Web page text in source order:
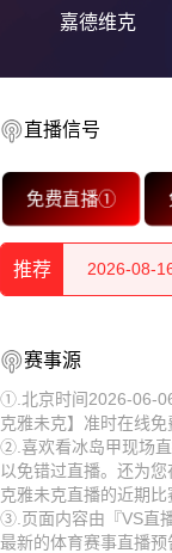
嘉德维克
直播信号
免费直播①
推荐
2026-08-
2026-08-
2026-08-
2026-08-
2026-08-
2026-08-
2026-08-
2026-08-
赛事源
①.北京时间2026-06-
克雅未克】准时在线免
②.喜欢看冰岛甲现场
以免错过直播。还为
克雅未克直播的近期比
③.页面内容由『VS直
最新的体育赛事直播预